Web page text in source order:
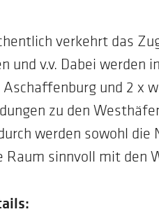
verkehrt das
und v.v. Dabei werden
und 2 x
zu den
werden sowohl die
Raum sinnvoll mit den